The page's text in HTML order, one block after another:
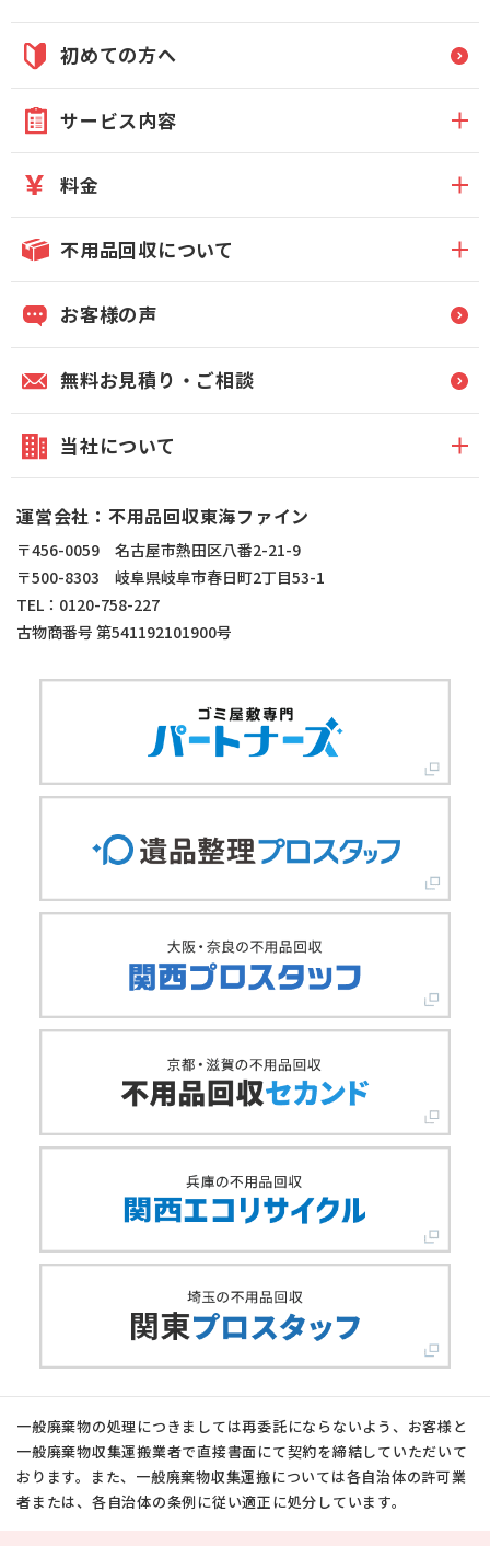
初めての方へ
サービス内容
料金
不用品回収について
お客様の声
無料お見積り・ご相談
当社について
運営会社：不用品回収東海ファイン
〒456-0059 名古屋市熱田区八番2-21-9
〒500-8303 岐阜県岐阜市春日町2丁目53-1
TEL：0120-758-227
古物商番号 第541192101900号
一般廃棄物の処理につきましては再委託にならないよう、お客様と
一般廃棄物収集運搬業者で直接書面にて契約を締結していただいて
おります。また、一般廃棄物収集運搬については各自治体の許可業
者または、各自治体の条例に従い適正に処分しています。